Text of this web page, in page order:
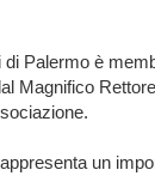
di Palermo è
Magnifico
un